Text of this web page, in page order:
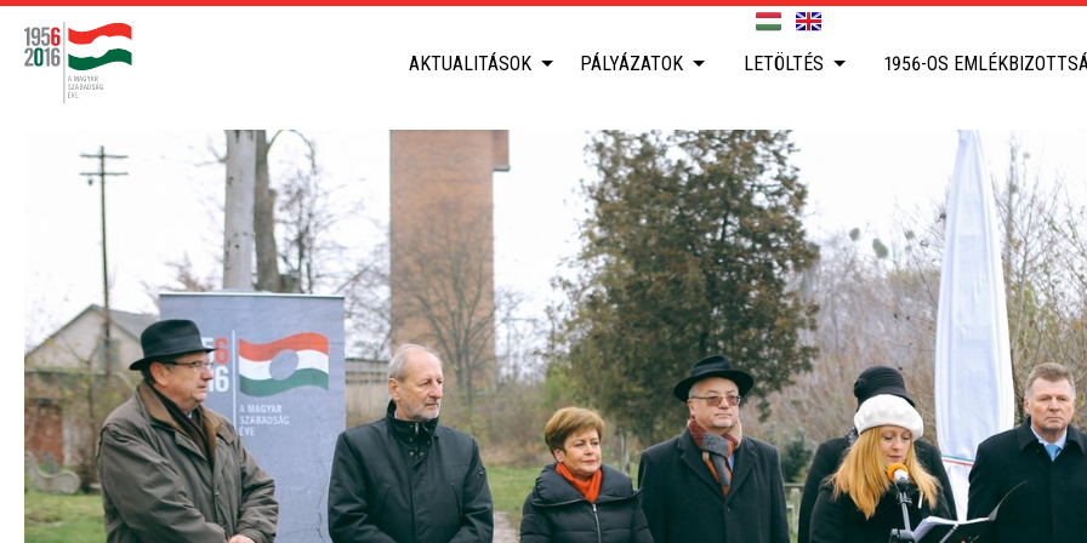
AKTUALITÁSOK PÁLYÁZATOK LETÖLTÉS 1956-OS